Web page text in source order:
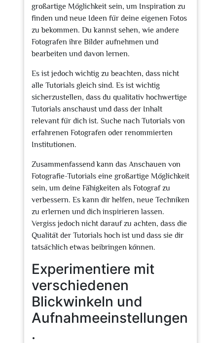
großartige Möglichkeit sein, um Inspiration zu
finden und neue Ideen für deine eigenen Fotos
zu bekommen. Du kannst sehen, wie andere
Fotografen ihre Bilder aufnehmen und
bearbeiten und davon lernen.
Es ist jedoch wichtig zu beachten, dass nicht
alle Tutorials gleich sind. Es ist wichtig
sicherzustellen, dass du qualitativ hochwertige
Tutorials anschaust und dass der Inhalt
relevant für dich ist. Suche nach Tutorials von
erfahrenen Fotografen oder renommierten
Institutionen.
Zusammenfassend kann das Anschauen von
Fotografie-Tutorials eine großartige Möglichkeit
sein, um deine Fähigkeiten als Fotograf zu
verbessern. Es kann dir helfen, neue Techniken
zu erlernen und dich inspirieren lassen.
Vergiss jedoch nicht darauf zu achten, dass die
Qualität der Tutorials hoch ist und dass sie dir
tatsächlich etwas beibringen können.
Experimentiere mit
verschiedenen
Blickwinkeln und
Aufnahmeeinstellungen
.